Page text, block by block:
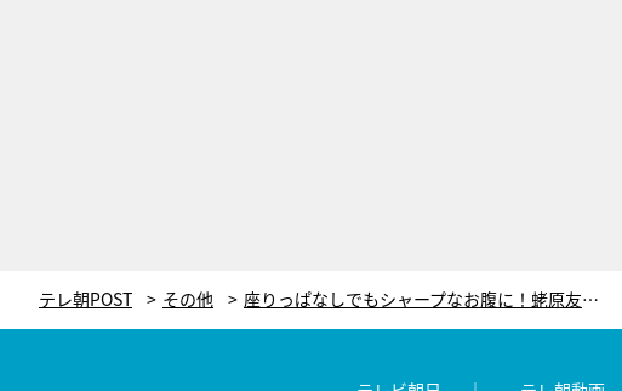
テレ朝POST その他 座りっぱなしでもシャープなお腹に！蛯原友里も太鼓判の“呼吸を生かしたお腹まわりのエクササイズ”